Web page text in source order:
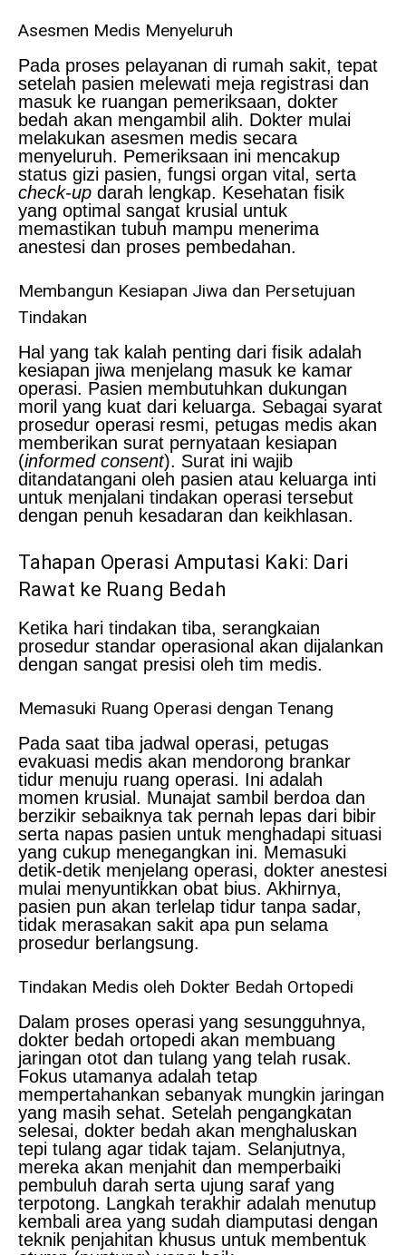
Asesmen Medis Menyeluruh
Pada proses pelayanan di rumah sakit, tepat
setelah pasien melewati meja registrasi dan
masuk ke ruangan pemeriksaan, dokter
bedah akan mengambil alih. Dokter mulai
melakukan asesmen medis secara
menyeluruh. Pemeriksaan ini mencakup
status gizi pasien, fungsi organ vital, serta
check-up darah lengkap. Kesehatan fisik
yang optimal sangat krusial untuk
memastikan tubuh mampu menerima
anestesi dan proses pembedahan.
Membangun Kesiapan Jiwa dan Persetujuan
Tindakan
Hal yang tak kalah penting dari fisik adalah
kesiapan jiwa menjelang masuk ke kamar
operasi. Pasien membutuhkan dukungan
moril yang kuat dari keluarga. Sebagai syarat
prosedur operasi resmi, petugas medis akan
memberikan surat pernyataan kesiapan
(informed consent). Surat ini wajib
ditandatangani oleh pasien atau keluarga inti
untuk menjalani tindakan operasi tersebut
dengan penuh kesadaran dan keikhlasan.
Tahapan Operasi Amputasi Kaki: Dari
Rawat ke Ruang Bedah
Ketika hari tindakan tiba, serangkaian
prosedur standar operasional akan dijalankan
dengan sangat presisi oleh tim medis.
Memasuki Ruang Operasi dengan Tenang
Pada saat tiba jadwal operasi, petugas
evakuasi medis akan mendorong brankar
tidur menuju ruang operasi. Ini adalah
momen krusial. Munajat sambil berdoa dan
berzikir sebaiknya tak pernah lepas dari bibir
serta napas pasien untuk menghadapi situasi
yang cukup menegangkan ini. Memasuki
detik-detik menjelang operasi, dokter anestesi
mulai menyuntikkan obat bius. Akhirnya,
pasien pun akan terlelap tidur tanpa sadar,
tidak merasakan sakit apa pun selama
prosedur berlangsung.
Tindakan Medis oleh Dokter Bedah Ortopedi
Dalam proses operasi yang sesungguhnya,
dokter bedah ortopedi akan membuang
jaringan otot dan tulang yang telah rusak.
Fokus utamanya adalah tetap
mempertahankan sebanyak mungkin jaringan
yang masih sehat. Setelah pengangkatan
selesai, dokter bedah akan menghaluskan
tepi tulang agar tidak tajam. Selanjutnya,
mereka akan menjahit dan memperbaiki
pembuluh darah serta ujung saraf yang
terpotong. Langkah terakhir adalah menutup
kembali area yang sudah diamputasi dengan
teknik penjahitan khusus untuk membentuk